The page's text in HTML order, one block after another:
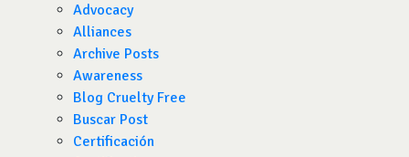
Advocacy
Alliances
Archive Posts
Awareness
Blog Cruelty Free
Buscar Post
Certificación